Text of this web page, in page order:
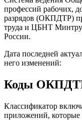
профессий рабочих,
разрядов (ОКПДТР)
труда и ЦБНТ
России.
Дата последней
него изменений:
Коды
Классификатор
приложений, которые